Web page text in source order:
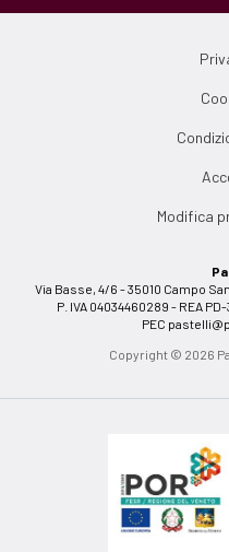
Modifica
Via Basse, 4/6 - 35010 Campo
P. IVA 04034460289 - REA
PEC
Copyright © 2026